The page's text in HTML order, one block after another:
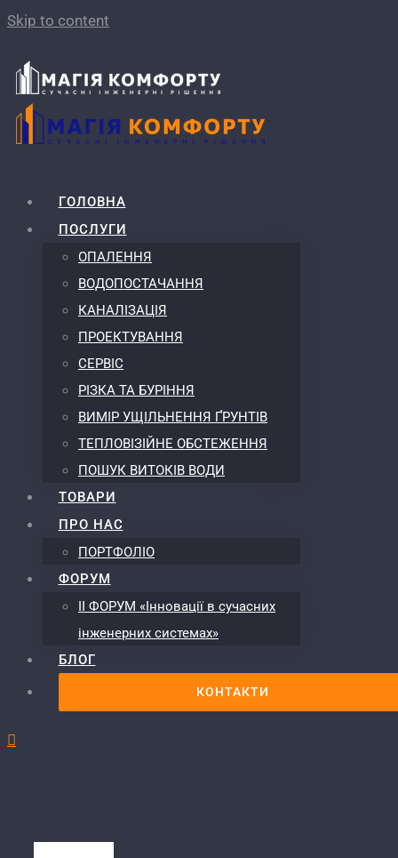
Skip to content
ГОЛОВНА
ПОСЛУГИ
ОПАЛЕННЯ
ВОДОПОСТАЧАННЯ
КАНАЛІЗАЦІЯ
ПРОЕКТУВАННЯ
СЕРВІС
РІЗКА ТА БУРІННЯ
ВИМІР УЩІЛЬНЕННЯ ҐРУНТІВ
ТЕПЛОВІЗІЙНЕ ОБСТЕЖЕННЯ
ПОШУК ВИТОКІВ ВОДИ
ТОВАРИ
ПРО НАС
ПОРТФОЛІО
ФОРУМ
ІІ ФОРУМ «Інновації в сучасних
інженерних системах»
БЛОГ
КОНТАКТИ